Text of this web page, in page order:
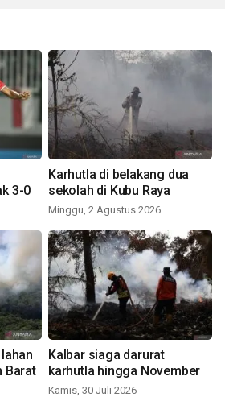
3-0
Karhutla di belakang dua
sekolah di Kubu Raya
Minggu, 2 Agustus 2026
Barat
Kalbar siaga darurat
karhutla hingga November
Kamis, 30 Juli 2026